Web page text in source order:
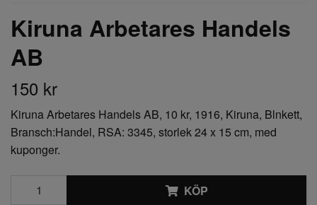
Kiruna Arbetares Handels
AB
150 kr
Kiruna Arbetares Handels AB, 10 kr, 1916, Kiruna, Blnkett,
Bransch:Handel, RSA: 3345, storlek 24 x 15 cm, med
kuponger.
KÖP